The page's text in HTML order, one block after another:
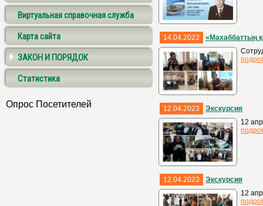
Виртуальная справочная служба
Карта сайта
ЗАКОН И ПОРЯДОК
Статистика
Опрос Посетителей
14.04.2023
«Махаббаттың
12.04.2023
Экскурсия
12
12.04.2023
Экскурсия
12